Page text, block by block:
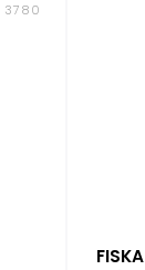
3780